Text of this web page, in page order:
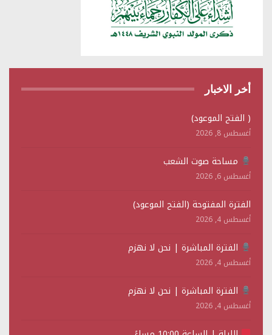
أخر الاخبار
( الفتح الموعود)
أغسطس 8, 2026
مساحة صوت الشعب
أغسطس 6, 2026
الفترة المفتوحة (الفتح الموعود)
أغسطس 4, 2026
الفترة المباشرة | نحن لا نهزم
أغسطس 4, 2026
الفترة المباشرة | نحن لا نهزم
أغسطس 4, 2026